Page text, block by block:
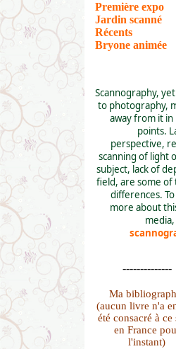
Première expo
Jardin scanné
Récents
Bryone animée
Scannography,
to photography,
away from it in
points.
perspective,
scanning of light
subject, lack of
field, are some of
differences.
more about
--------------
Ma
(aucun livre n'a
été consacré à ce
en France
l'instant)